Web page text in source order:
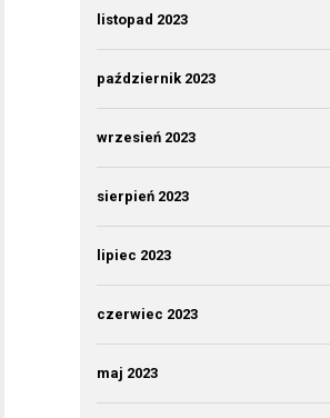
listopad 2023
październik 2023
wrzesień 2023
sierpień 2023
lipiec 2023
czerwiec 2023
maj 2023